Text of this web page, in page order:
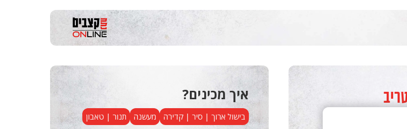
איך מכינים?
בישול ארוך | סיר | קדירה מעשנה תנור | טאבון